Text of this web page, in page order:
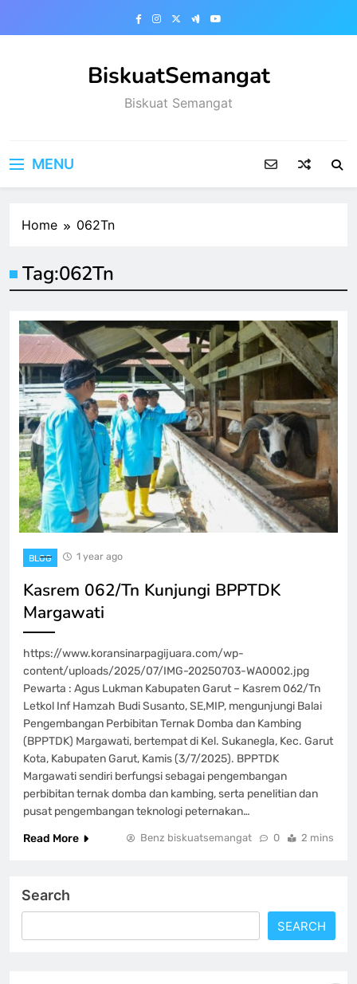
BiskuatSemangat
Biskuat Semangat
MENU
Home 062Tn
Tag:062Tn
BLOG 1 year ago
Kasrem 062/Tn Kunjungi BPPTDK
Margawati
https://www.koransinarpagijuara.com/wp-
content/uploads/2025/07/IMG-20250703-WA0002.jpg
Pewarta : Agus Lukman Kabupaten Garut – Kasrem 062/Tn
Letkol Inf Hamzah Budi Susanto, SE,MIP, mengunjungi Balai
Pengembangan Perbibitan Ternak Domba dan Kambing
(BPPTDK) Margawati, bertempat di Kel. Sukanegla, Kec. Garut
Kota, Kabupaten Garut, Kamis (3/7/2025). BPPTDK
Margawati sendiri berfungsi sebagai pengembangan
perbibitan ternak domba dan kambing, serta penelitian dan
pusat pengembangan teknologi peternakan…
Read More
Benz biskuatsemangat 0 2 mins
Search
SEARCH